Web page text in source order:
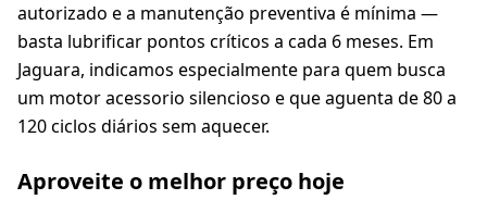
autorizado e a manutenção preventiva é mínima —
basta lubrificar pontos críticos a cada 6 meses. Em
Jaguara, indicamos especialmente para quem busca
um motor acessorio silencioso e que aguenta de 80 a
120 ciclos diários sem aquecer.
Aproveite o melhor preço hoje